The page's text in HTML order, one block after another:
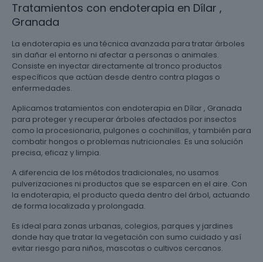
Tratamientos con endoterapia en Dílar ,
Granada
La endoterapia es una técnica avanzada para tratar árboles
sin dañar el entorno ni afectar a personas o animales.
Consiste en inyectar directamente al tronco productos
específicos que actúan desde dentro contra plagas o
enfermedades.
Aplicamos tratamientos con endoterapia en Dílar , Granada
para proteger y recuperar árboles afectados por insectos
como la procesionaria, pulgones o cochinillas, y también para
combatir hongos o problemas nutricionales. Es una solución
precisa, eficaz y limpia.
A diferencia de los métodos tradicionales, no usamos
pulverizaciones ni productos que se esparcen en el aire. Con
la endoterapia, el producto queda dentro del árbol, actuando
de forma localizada y prolongada.
Es ideal para zonas urbanas, colegios, parques y jardines
donde hay que tratar la vegetación con sumo cuidado y así
evitar riesgo para niños, mascotas o cultivos cercanos.